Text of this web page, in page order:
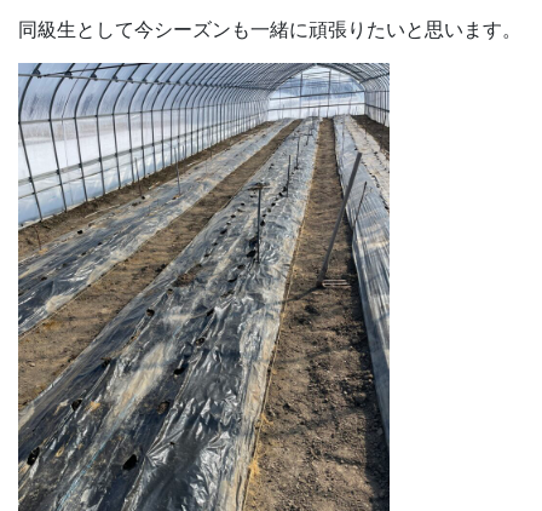
同級生として今シーズンも一緒に頑張りたいと思います。